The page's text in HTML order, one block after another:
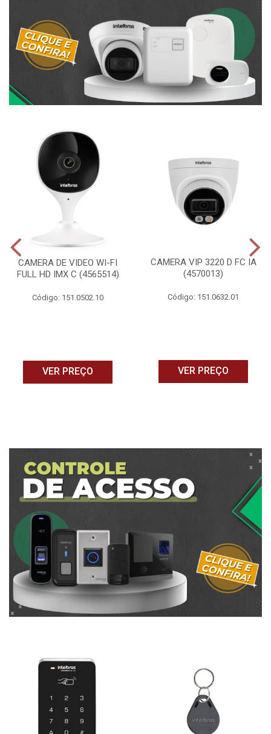
CAMERA DE VIDEO WI-FI
FULL HD IMX C (4565514)
Código: 151.0502.10
VER PREÇO
CAMERA VIP 3220 D FC IA
(4570013)
Código: 151.0632.01
VER PREÇO